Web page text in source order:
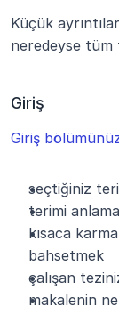
Küçük
neredeyse tüm
Giriş
Giriş
seçtiğiniz
terimi
kısaca
bahsetmek
çalışan
makalenin